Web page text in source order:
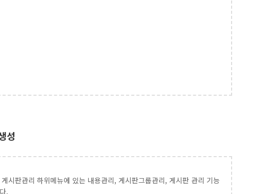
성
시판관리 하위메뉴에 있는 내용관리, 게시판그룹관리, 게시판 관리 기능
.